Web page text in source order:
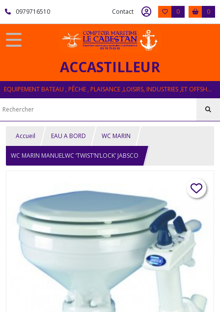
0979716510 Contact 0 0
ACCASTILLEUR
EQUIPEMENT BATEAU , PÊCHE , PLAISANCE ,LOISIRS, INDUSTRIES ,ET OFFSHORE
Accueil EAU A BORD WC MARIN
WC MARIN MANUELWC ‘TWIST’N’LOCK’ JABSCO